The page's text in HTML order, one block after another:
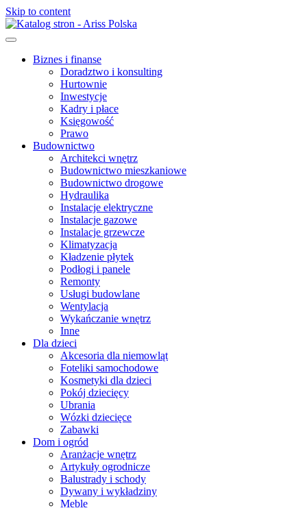
Skip to content
Biznes i finanse
Doradztwo i konsulting
Hurtownie
Inwestycje
Kadry i płace
Księgowość
Prawo
Budownictwo
Architekci wnętrz
Budownictwo mieszkaniowe
Budownictwo drogowe
Hydraulika
Instalacje elektryczne
Instalacje gazowe
Instalacje grzewcze
Klimatyzacja
Kładzenie płytek
Podłogi i panele
Remonty
Usługi budowlane
Wentylacja
Wykańczanie wnętrz
Inne
Dla dzieci
Akcesoria dla niemowląt
Foteliki samochodowe
Kosmetyki dla dzieci
Pokój dziecięcy
Ubrania
Wózki dziecięce
Zabawki
Dom i ogród
Aranżacje wnętrz
Artykuły ogrodnicze
Balustrady i schody
Dywany i wykładziny
Meble